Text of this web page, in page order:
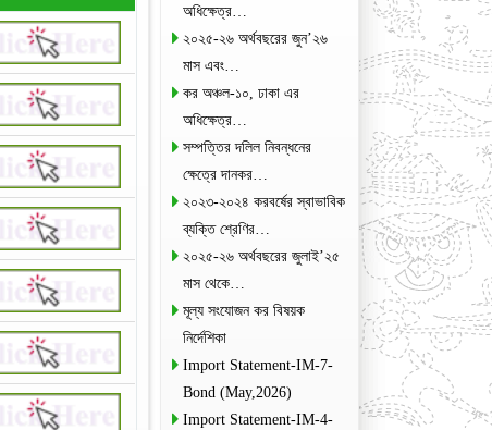
অধিক্ষেত্র…
২০২৫-২৬ অর্থবছরের জুন’২৬
মাস এবং…
কর অঞ্চল-১০, ঢাকা এর
অধিক্ষেত্র…
সম্পত্তির দলিল নিবন্ধনের
ক্ষেত্রে দানকর…
২০২৩-২০২৪ করবর্ষের স্বাভাবিক
ব্যক্তি শ্রেণির…
২০২৫-২৬ অর্থবছরের জুলাই’২৫
মাস থেকে…
মূল্য সংযোজন কর বিষয়ক
নির্দেশিকা
Import Statement-IM-7-
Bond (May,2026)
Import Statement-IM-4-